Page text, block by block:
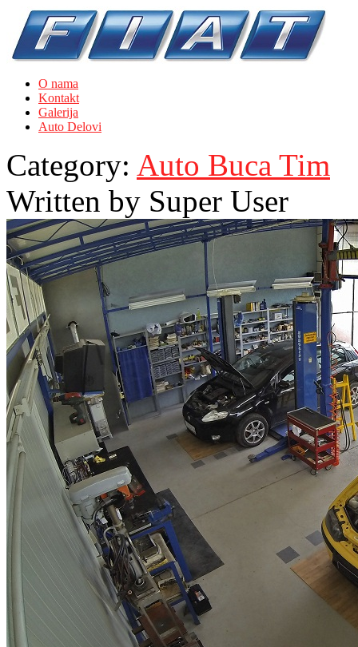
O nama
Kontakt
Galerija
Auto Delovi
Category: Auto Buca Tim
Written by Super User